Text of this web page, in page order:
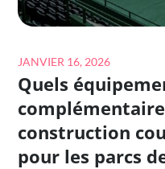
Posted
on
JANVIER 16, 2026
Quels
construction
pour les parcs